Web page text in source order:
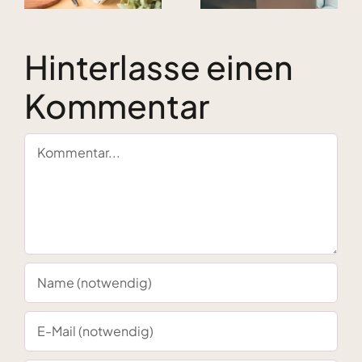
Erfolgsgeheimnis
Flashdance
zu tun hat
Hinterlasse einen
Kommentar